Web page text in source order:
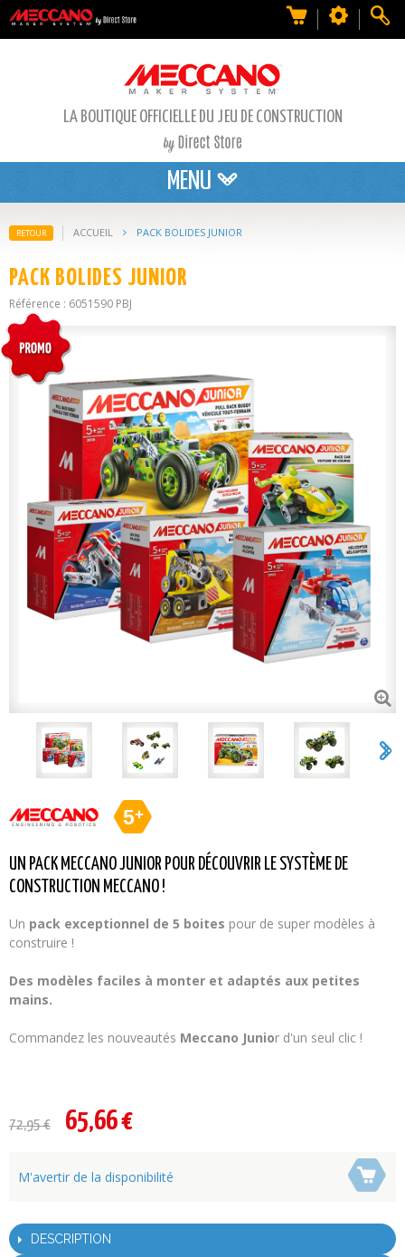
LA BOUTIQUE OFFICIELLE DU JEU DE CONSTRUCTION
MENU
RETOUR ACCUEIL PACK BOLIDES JUNIOR
PACK BOLIDES JUNIOR
Référence : 6051590 PBJ
5+
UN PACK MECCANO JUNIOR POUR DÉCOUVRIR LE SYSTÈME DE
CONSTRUCTION MECCANO !
Un pack exceptionnel de 5 boites pour de super modèles à
construire !
Des modèles faciles à monter et adaptés aux petites
mains.
Commandez les nouveautés Meccano Junior d'un seul clic !
72,95 € 65,66 €
M'avertir de la disponibilité
DESCRIPTION